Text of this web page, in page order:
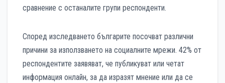
сравнение с останалите групи респонденти.
Според изследването българите посочват различни
причини за използването на социалните мрежи. 42% от
респондентите заявяват, че публикуват или четат
информация онлайн, за да изразят мнение или да се